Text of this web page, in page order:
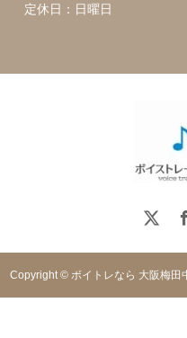
定休日：日曜日
Copyright © ボイトレなら 大阪梅田